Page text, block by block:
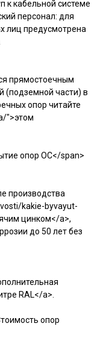
к кабельной системе
персонал: для
лиц предусмотрена
прямостоечным
(подземной части) в
опор читайте
">этом
опор ОС</span>
производства
kakie-byvayut-
цинком</a>,
до 50 лет без
RAL</a>.
опор